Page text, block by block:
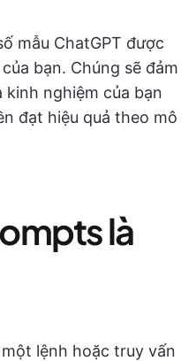
mẫu ChatGPT được
bạn. Chúng sẽ đảm
nghiệm của bạn
đạt hiệu quả theo mô
là
lệnh hoặc truy vấn